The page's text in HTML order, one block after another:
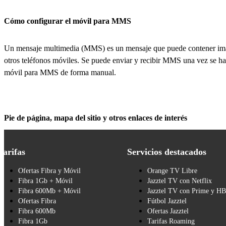
Cómo configurar el móvil para MMS
Un mensaje multimedia (MMS) es un mensaje que puede contener
otros teléfonos móviles. Se puede enviar y recibir MMS una vez se
móvil para MMS de forma manual.
Pie de página, mapa del sitio y otros enlaces de interés
Ofertas Fibra y Móvil
Fibra 1Gb + Móvil
Fibra 600Mb + Móvil
Ofertas Fibra
Fibra 600Mb
Fibra 1Gb
Servicios destacados
Orange TV Libre
Jazztel TV con Netflix
Jazztel TV con Prime y
Fútbol Jazztel
Ofertas Jazztel
Tarifas Roaming